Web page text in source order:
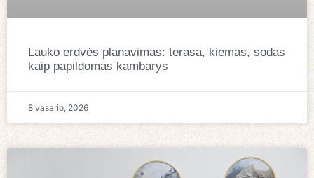
Lauko erdvės planavimas: terasa, kiemas, sodas
kaip papildomas kambarys
8 vasario, 2026